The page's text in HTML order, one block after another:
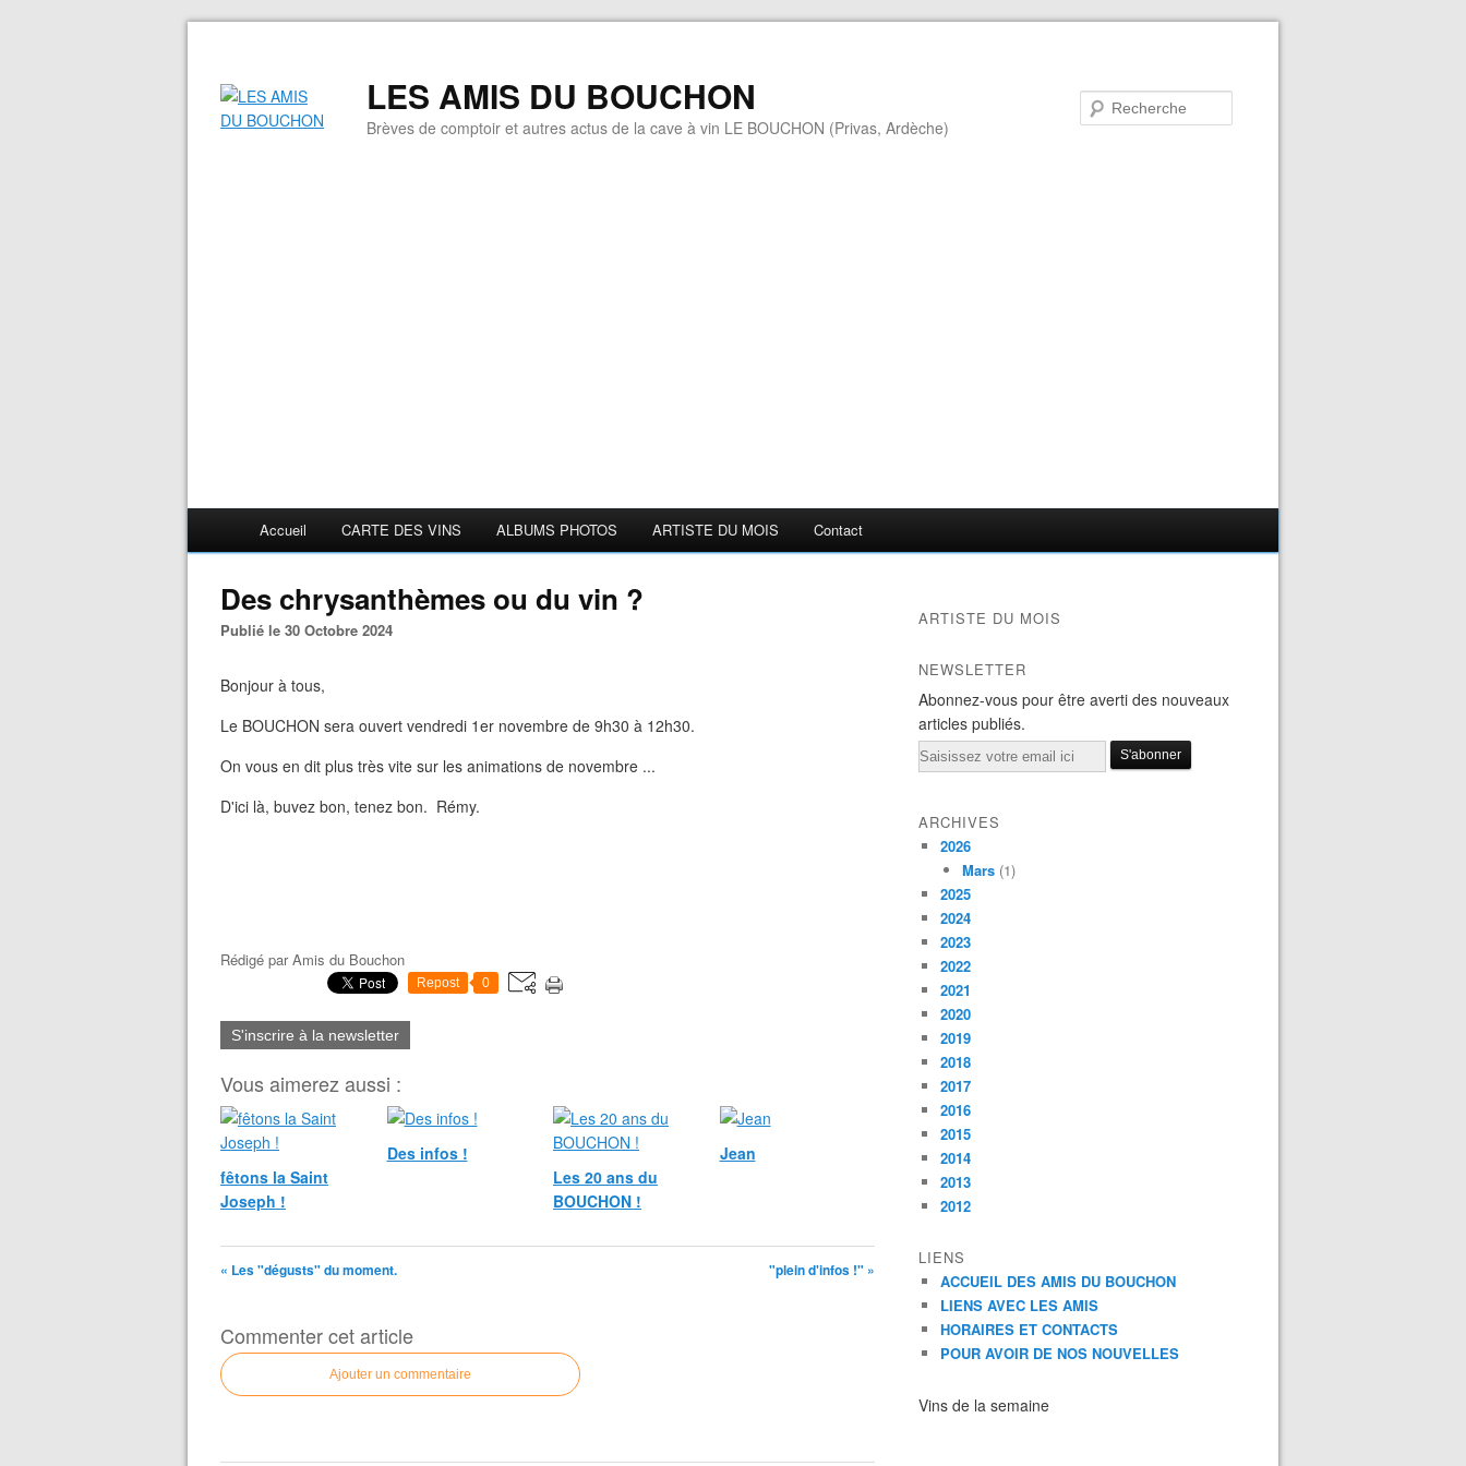
LES AMIS DU BOUCHON
Brèves de comptoir et autres actus de la cave à vin LE BOUCHON (Privas, Ardèche)
Accueil CARTE DES VINS ALBUMS PHOTOS ARTISTE DU MOIS Contact
Des chrysanthèmes ou du vin ?
Publié le 30 Octobre 2024
Bonjour à tous,
Le BOUCHON sera ouvert vendredi 1er novembre de 9h30 à 12h30.
On vous en dit plus très vite sur les animations de novembre ...
D'ici là, buvez bon, tenez bon. Rémy.
Rédigé parAmis du Bouchon
Repost 0
S'inscrire à la newsletter
Vous aimerez aussi :
fêtons la Saint
Joseph !
Des infos !
Les 20 ans du
BOUCHON !
Jean
« Les "dégusts" du moment. "plein d'infos !" »
Commenter cet article
Ajouter un commentaire
ARTISTE DU MOIS
NEWSLETTER
Abonnez-vous pour être averti des nouveaux
articles publiés.
Email
ARCHIVES
2026
Mars (1)
2025
2024
2023
2022
2021
2020
2019
2018
2017
2016
2015
2014
2013
2012
LIENS
ACCUEIL DES AMIS DU BOUCHON
LIENS AVEC LES AMIS
HORAIRES ET CONTACTS
POUR AVOIR DE NOS NOUVELLES
Vins de la semaine